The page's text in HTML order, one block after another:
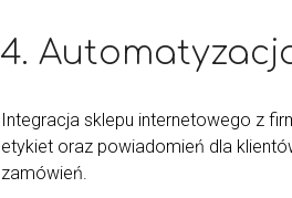
4.
Integracja sklepu internetowego z
etykiet oraz powiadomień dla
zamówień.